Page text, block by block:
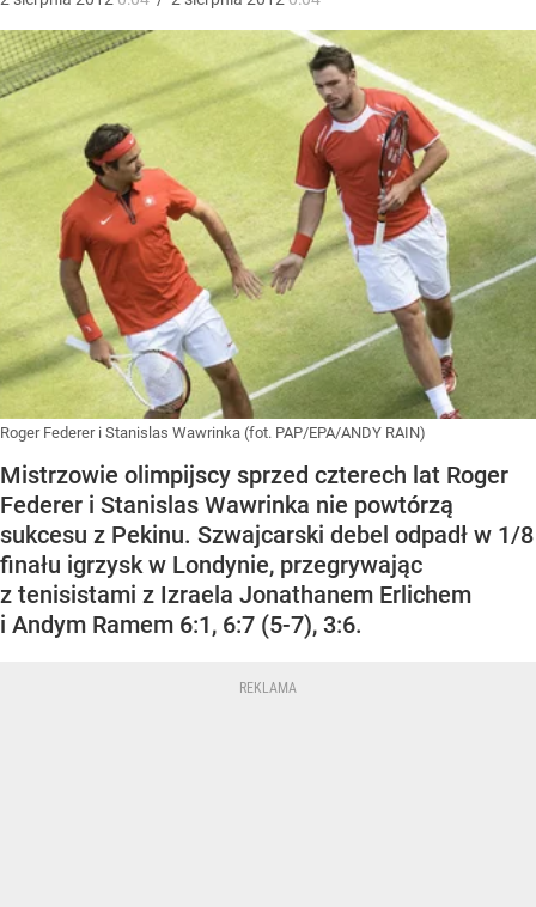
Roger Federer i Stanislas Wawrinka (fot. PAP/EPA/ANDY RAIN)
Mistrzowie olimpijscy sprzed czterech lat Roger
Federer i Stanislas Wawrinka nie powtórzą
sukcesu z Pekinu. Szwajcarski debel odpadł w 1/8
finału igrzysk w Londynie, przegrywając
z tenisistami z Izraela Jonathanem Erlichem
i Andym Ramem 6:1, 6:7 (5-7), 3:6.